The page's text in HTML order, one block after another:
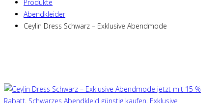
Produkte
Abendkleider
Ceylin Dress Schwarz – Exklusive Abendmode